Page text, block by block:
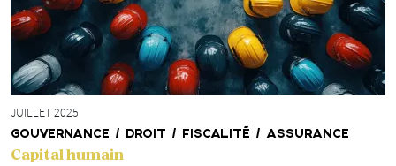
JUILLET 2025
GOUVERNANCE / DROIT / FISCALITÉ / ASSURANCE
Capital humain